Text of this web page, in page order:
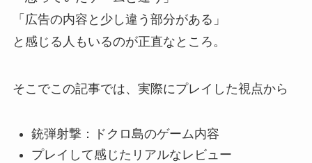
「広告の内容と少し違う部分がある」
と感じる人もいるのが正直なところ。
そこでこの記事では、実際にプレイした視点から
銃弾射撃：ドクロ島のゲーム内容
プレイして感じたリアルなレビュー